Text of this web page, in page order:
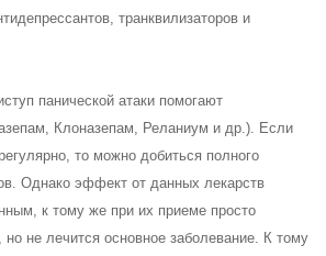
транквилизаторов и
панической атаки помогают
Клоназепам, Реланиум и др.). Если
то можно добиться полного
Однако эффект от данных лекарств
к тому же при их приеме просто
не лечится основное заболевание. К тому